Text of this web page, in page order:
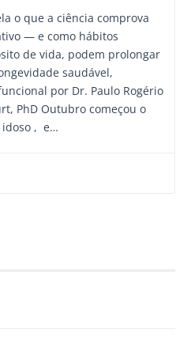
o que a ciência comprova
— e como hábitos
de vida, podem prolongar
saudável,
por Dr. Paulo Rogério
PhD Outubro começou o
idoso , e…